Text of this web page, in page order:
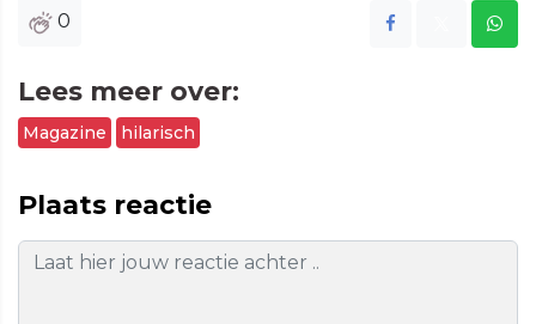
0
Lees meer over:
Magazine hilarisch
Plaats reactie